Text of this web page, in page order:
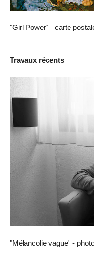
"Girl Power" - carte
Travaux récents
"Mélancolie vague" -